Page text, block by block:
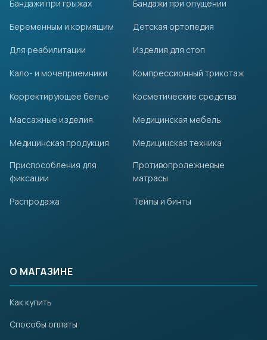
Бандажи при грыжах Бандажи при опущении
Беременным и кормящим Детская ортопедия
Для реабилитации Изделия для стоп
Кало- и мочеприемники Компрессионный трикотаж
Корректирующее белье Косметические средства
Массажные изделия Медицинская мебель
Медицинская продукция
Медицинская техника
Приспособления для
фиксации
Противопролежневые
матрасы
Распродажа Тейпы и бинты
О МАГАЗИНЕ
Как купить
Способы оплаты